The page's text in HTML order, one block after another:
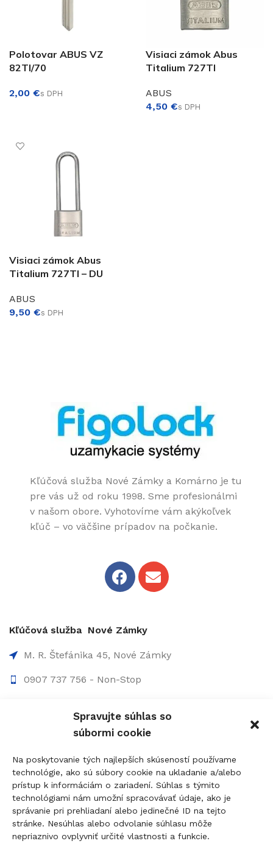
Spravujte súhlas so
súbormi cookie
Na poskytovanie tých najlepších skúseností používame
technológie, ako sú súbory cookie na ukladanie a/alebo
prístup k informáciám o zariadení. Súhlas s týmito
technológiami nám umožní spracovávať údaje, ako je
správanie pri prehliadaní alebo jedinečné ID na tejto
stránke. Nesúhlas alebo odvolanie súhlasu môže
nepriaznivo ovplyvniť určité vlastnosti a funkcie.
Polotovar ABUS VZ
82TI/70
€
Visiaci zámok Abus
Titalium 727TI
ABUS
€
Visiaci zámok Abus
Titalium 727TI – DU
ABUS
€
Kľúčová služba Nové Zámky a Komárno je tu
pre vás už od roku 1998. Sme profesionálmi
v našom obore. Vyhotovíme vám akýkoľvek
kľúč – vo väčšine prípadov na počkanie.
Kľúčová služba Nové Zámky
M. R. Štefánika 45, Nové Zámky
0907 737 756 - Non-Stop
info@figolock.sk
Kľúčová služba Komárno
Palatínova 20, 945 01 Komárno
0907 737 756 - Non Stop
0911 015 055 - 9:00-17:00
komarno@figolock.sk